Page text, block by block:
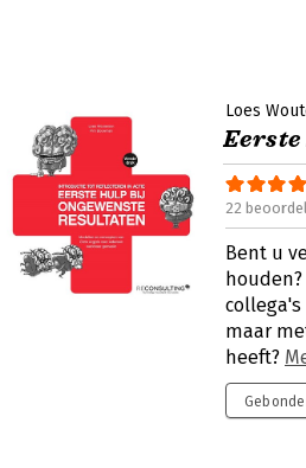
Loes
22
Bent u
collega's
maar
heeft?